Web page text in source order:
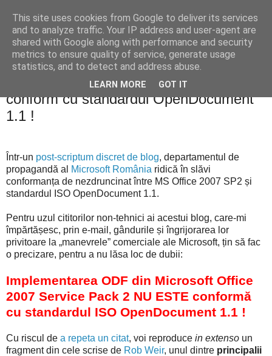
Blogul lui Răzvan
marți, 19 mai 2009
Microsoft Office 2007 SP2 NU este
conform cu standardul OpenDocument
1.1 !
Într-un post-scriptum discret de blog, departamentul de
propagandă al
Microsoft România ridică în slăvi
conformanța de nezdruncinat între MS Office 2007 SP2 și
standardul ISO OpenDocument 1.1.
Pentru uzul cititorilor non-tehnici ai acestui blog, care-mi
împărtășesc, prin e-mail, gândurile și îngrijorarea lor
privitoare la „manevrele” comerciale ale Microsoft, țin să fac
o precizare, pentru a nu lăsa loc de dubii:
Implementarea ODF din Microsoft Office
2007 Service Pack 2 NU ESTE conformă
cu standardul ISO OpenDocument 1.1 !
Cu riscul de a repeta un citat, voi reproduce in extenso un
fragment din cele scrise de Rob Weir, unul dintre principalii
This site uses cookies from Google to deliver its services
and to analyze traffic. Your IP address and user-agent are
shared with Google along with performance and security
metrics to ensure quality of service, generate usage
statistics, and to detect and address abuse.
LEARN MORE GOT IT